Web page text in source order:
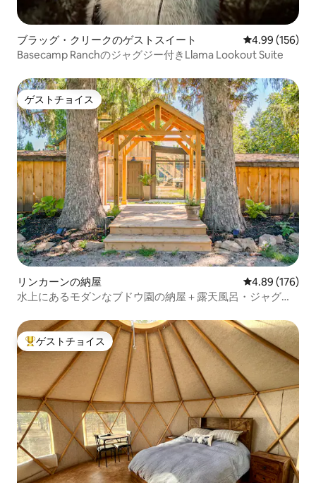
ブラッグ・クリークのゲストスイート レビュー156
4.99 (156)
Basecamp Ranchのジャグジー付きLlama Lookout Suite
ゲストチョイス
ゲストチョイス
リンカーンの納屋 レビュー176
4.89 (176)
水上にあるモダンなブドウ園の納屋＋露天風呂・ジャグジ
大好評のゲストチョイスです。
ゲストチョイス